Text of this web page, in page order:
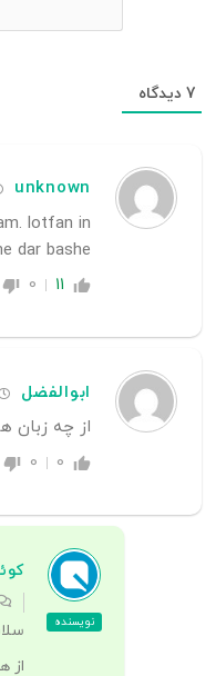
7 دیدگاه‌
unknown
lotfan in
dar bashe
11
0
ابوالفضل
از چه زبان
0
0
نویسنده
از